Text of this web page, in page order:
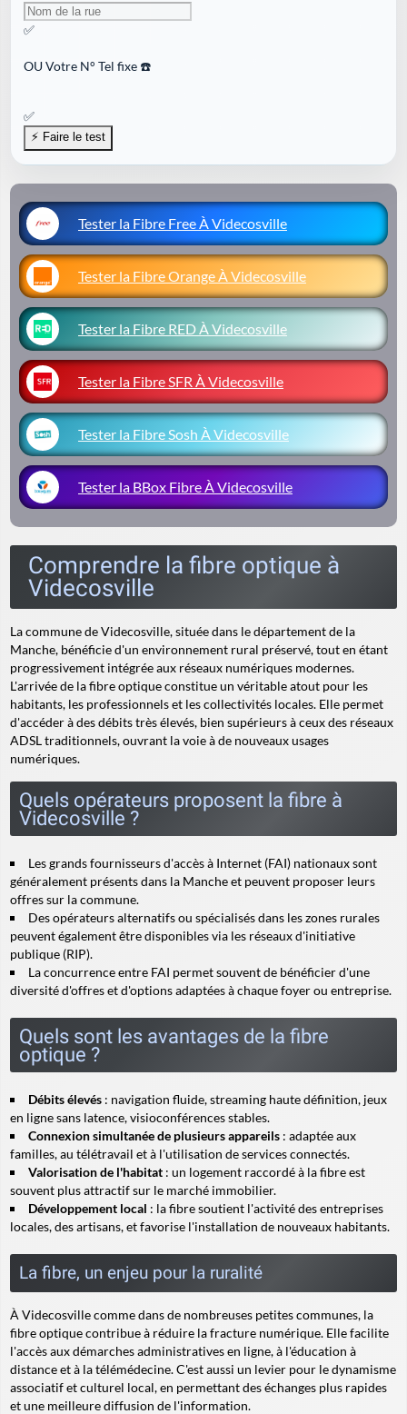
✅
OUVotre N° Tel fixe ☎️
✅
Tester la Fibre Free À Videcosville
Tester la Fibre Orange À Videcosville
Tester la Fibre RED À Videcosville
Tester la Fibre SFR À Videcosville
Tester la Fibre Sosh À Videcosville
Tester la BBox Fibre À Videcosville
Comprendre la fibre optique à
Videcosville
La commune de Videcosville, située dans le département de la
Manche, bénéficie d'un environnement rural préservé, tout en étant
progressivement intégrée aux réseaux numériques modernes.
L'arrivée de la fibre optique constitue un véritable atout pour les
habitants, les professionnels et les collectivités locales. Elle permet
d'accéder à des débits très élevés, bien supérieurs à ceux des réseaux
ADSL traditionnels, ouvrant la voie à de nouveaux usages
numériques.
Quels opérateurs proposent la fibre à
Videcosville ?
Les grands fournisseurs d'accès à Internet (FAI) nationaux sont
généralement présents dans la Manche et peuvent proposer leurs
offres sur la commune.
Des opérateurs alternatifs ou spécialisés dans les zones rurales
peuvent également être disponibles via les réseaux d'initiative
publique (RIP).
La concurrence entre FAI permet souvent de bénéficier d'une
diversité d'offres et d'options adaptées à chaque foyer ou entreprise.
Quels sont les avantages de la fibre
optique ?
Débits élevés : navigation fluide, streaming haute définition, jeux
en ligne sans latence, visioconférences stables.
Connexion simultanée de plusieurs appareils : adaptée aux
familles, au télétravail et à l'utilisation de services connectés.
Valorisation de l'habitat : un logement raccordé à la fibre est
souvent plus attractif sur le marché immobilier.
Développement local : la fibre soutient l'activité des entreprises
locales, des artisans, et favorise l'installation de nouveaux habitants.
La fibre, un enjeu pour la ruralité
À Videcosville comme dans de nombreuses petites communes, la
fibre optique contribue à réduire la fracture numérique. Elle facilite
l'accès aux démarches administratives en ligne, à l'éducation à
distance et à la télémédecine. C'est aussi un levier pour le dynamisme
associatif et culturel local, en permettant des échanges plus rapides
et une meilleure diffusion de l'information.